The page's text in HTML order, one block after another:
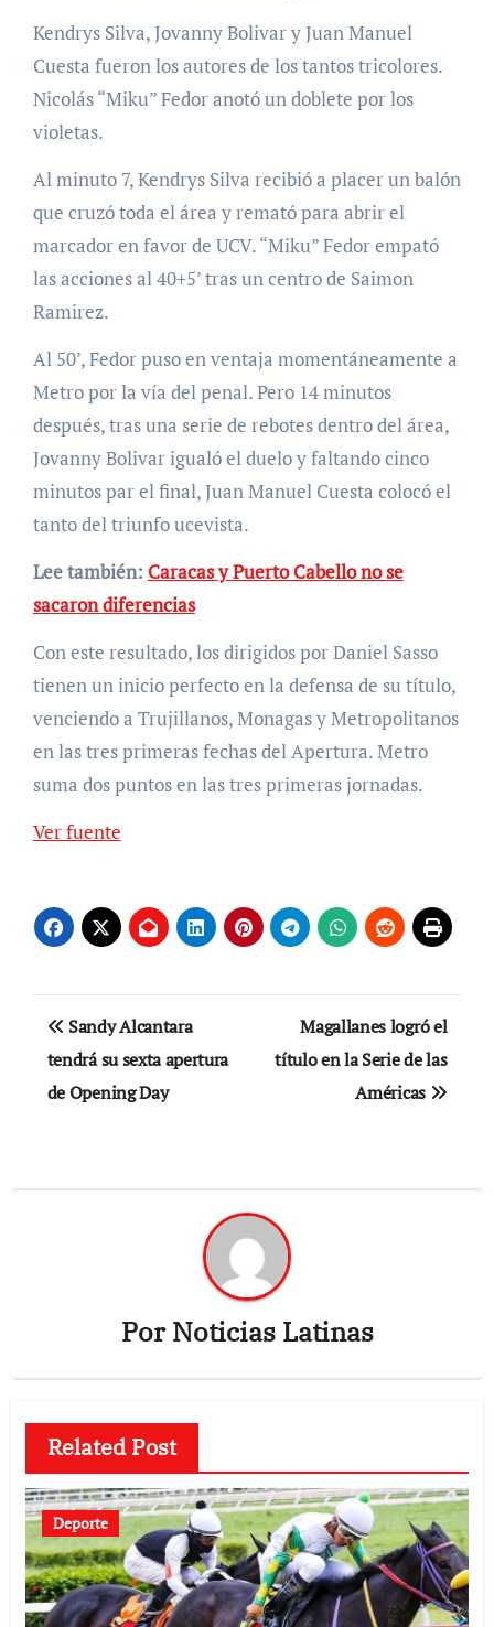
Kendrys Silva, Jovanny Bolivar y Juan Manuel
Cuesta fueron los autores de los tantos tricolores.
Nicolás “Miku” Fedor anotó un doblete por los
violetas.
Al minuto 7, Kendrys Silva recibió a placer un balón
que cruzó toda el área y remató para abrir el
marcador en favor de UCV. “Miku” Fedor empató
las acciones al 40+5’ tras un centro de Saimon
Ramirez.
Al 50’, Fedor puso en ventaja momentáneamente a
Metro por la vía del penal. Pero 14 minutos
después, tras una serie de rebotes dentro del área,
Jovanny Bolivar igualó el duelo y faltando cinco
minutos par el final, Juan Manuel Cuesta colocó el
tanto del triunfo ucevista.
Lee también: Caracas y Puerto Cabello no se
sacaron diferencias
Con este resultado, los dirigidos por Daniel Sasso
tienen un inicio perfecto en la defensa de su título,
venciendo a Trujillanos, Monagas y Metropolitanos
en las tres primeras fechas del Apertura. Metro
suma dos puntos en las tres primeras jornadas.
Ver fuente
Navegación
de
entradas
Sandy Alcantara
tendrá su sexta apertura
de Opening Day
Magallanes logró el
título en la Serie de las
Américas
PorNoticias Latinas
Related Post
Deporte